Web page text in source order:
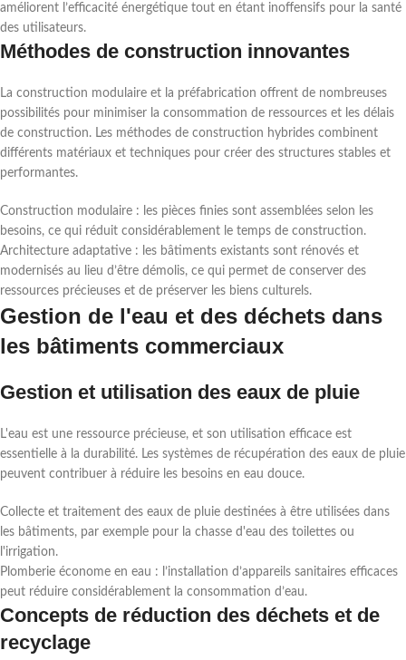
améliorent l’efficacité énergétique tout en étant inoffensifs pour la santé
des utilisateurs.
Méthodes de construction innovantes
La construction modulaire et la préfabrication offrent de nombreuses
possibilités pour minimiser la consommation de ressources et les délais
de construction. Les méthodes de construction hybrides combinent
différents matériaux et techniques pour créer des structures stables et
performantes.
Construction modulaire : les pièces finies sont assemblées selon les
besoins, ce qui réduit considérablement le temps de construction.
Architecture adaptative : les bâtiments existants sont rénovés et
modernisés au lieu d’être démolis, ce qui permet de conserver des
ressources précieuses et de préserver les biens culturels.
Gestion de l'eau et des déchets dans
les bâtiments commerciaux
Gestion et utilisation des eaux de pluie
L'eau est une ressource précieuse, et son utilisation efficace est
essentielle à la durabilité. Les systèmes de récupération des eaux de pluie
peuvent contribuer à réduire les besoins en eau douce.
Collecte et traitement des eaux de pluie destinées à être utilisées dans
les bâtiments, par exemple pour la chasse d'eau des toilettes ou
l'irrigation.
Plomberie économe en eau : l’installation d’appareils sanitaires efficaces
peut réduire considérablement la consommation d’eau.
Concepts de réduction des déchets et de
recyclage